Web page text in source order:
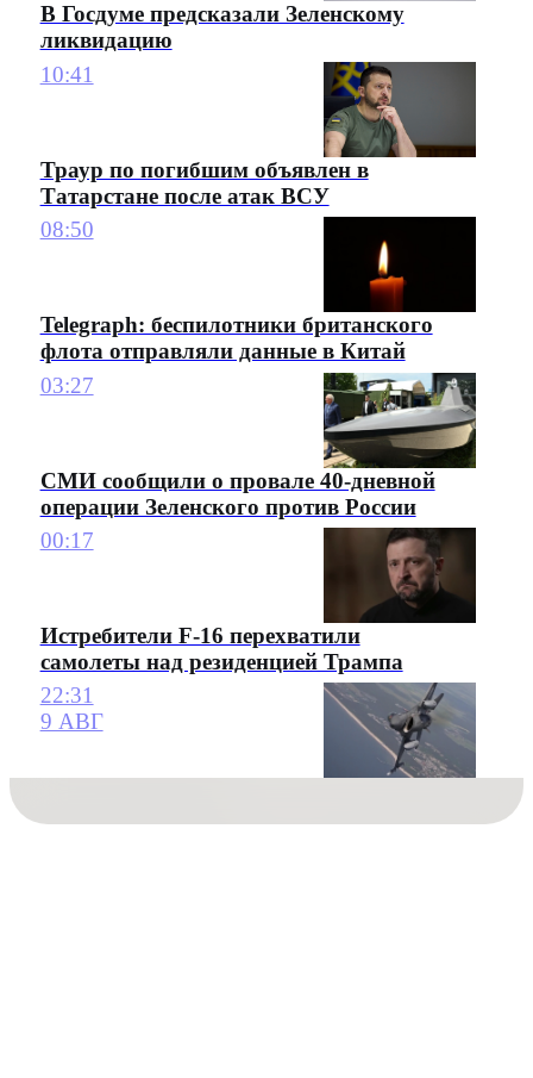
В Госдуме предсказали Зеленскому
ликвидацию
10:41
Траур по погибшим объявлен в
Татарстане после атак ВСУ
08:50
Telegraph: беспилотники британского
флота отправляли данные в Китай
03:27
СМИ сообщили о провале 40-дневной
операции Зеленского против России
00:17
Истребители F-16 перехватили
самолеты над резиденцией Трампа
22:31
9 АВГ